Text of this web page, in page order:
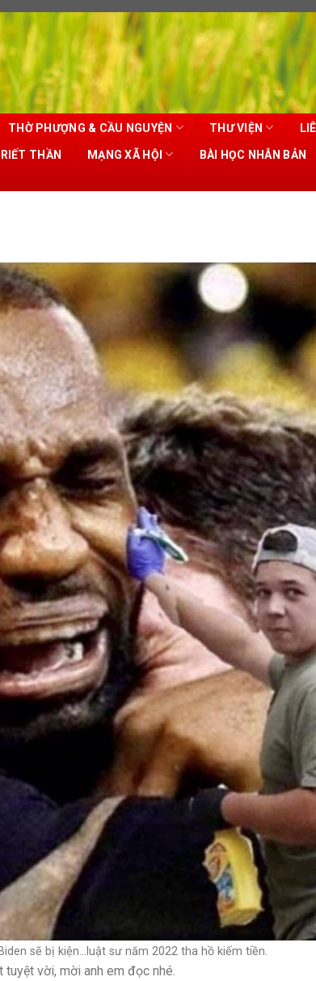
THỜ PHƯỢNG & CẦU NGUYỆN THƯ VIỆN
THẦN MẠNG XÃ HỘI BÀI HỌC NHÂN BẢN
sẽ bị kiện…luật sư năm 2022 tha hồ kiếm tiền.
vời, mời anh em đọc nhé.